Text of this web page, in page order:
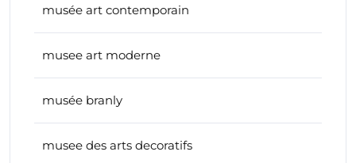
musée art contemporain
musee art moderne
musée branly
musee des arts decoratifs